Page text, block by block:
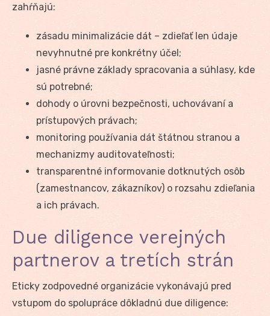
zahŕňajú:
zásadu minimalizácie dát – zdieľať len údaje
nevyhnutné pre konkrétny účel;
jasné právne základy spracovania a súhlasy, kde
sú potrebné;
dohody o úrovni bezpečnosti, uchovávaní a
prístupových právach;
monitoring používania dát štátnou stranou a
mechanizmy auditovateľnosti;
transparentné informovanie dotknutých osôb
(zamestnancov, zákazníkov) o rozsahu zdieľania
a ich právach.
Due diligence verejných
partnerov a tretích strán
Eticky zodpovedné organizácie vykonávajú pred
vstupom do spolupráce dôkladnú due diligence: